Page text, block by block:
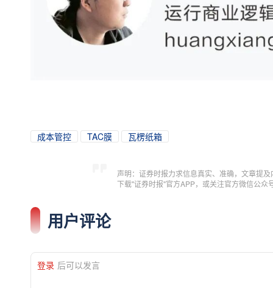
成本管控 TAC膜 瓦楞纸箱
声明：证券时报力求信息真实、准确，文章提
下载"证券时报"官方APP，或关注官方微信公
用户评论
登录 后可以发言